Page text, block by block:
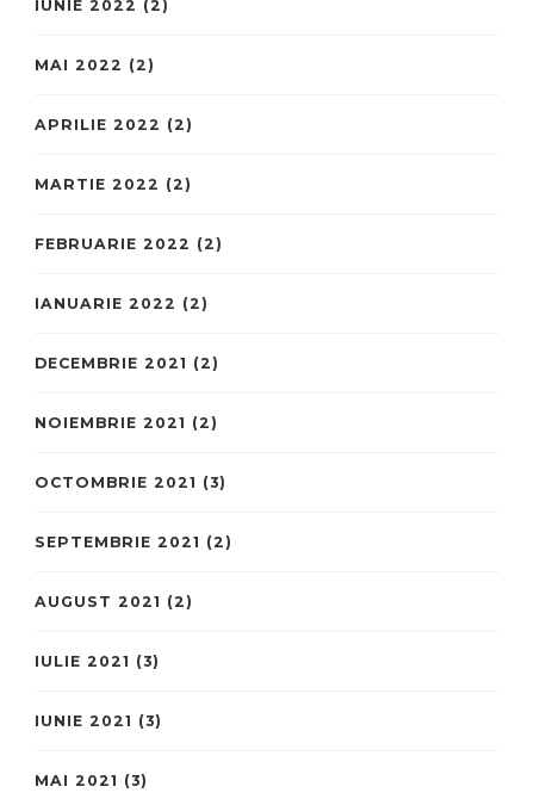
IUNIE 2022 (2)
MAI 2022 (2)
APRILIE 2022 (2)
MARTIE 2022 (2)
FEBRUARIE 2022 (2)
IANUARIE 2022 (2)
DECEMBRIE 2021 (2)
NOIEMBRIE 2021 (2)
OCTOMBRIE 2021 (3)
SEPTEMBRIE 2021 (2)
AUGUST 2021 (2)
IULIE 2021 (3)
IUNIE 2021 (3)
MAI 2021 (3)